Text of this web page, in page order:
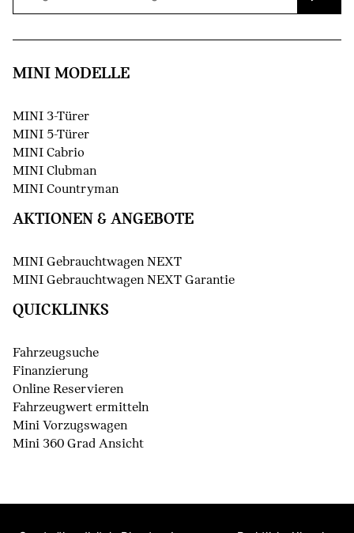
MINI MODELLE
MINI 3-Türer
MINI 5-Türer
MINI Cabrio
MINI Clubman
MINI Countryman
AKTIONEN & ANGEBOTE
MINI Gebrauchtwagen NEXT
MINI Gebrauchtwagen NEXT Garantie
QUICKLINKS
Fahrzeugsuche
Finanzierung
Online Reservieren
Fahrzeugwert ermitteln
Mini Vorzugswagen
Mini 360 Grad Ansicht